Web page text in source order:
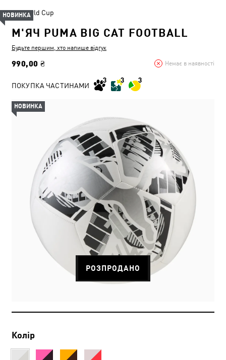
World Cup
М'ЯЧ PUMA BIG CAT FOOTBALL
Будьте першим, хто напише відгук
990,00 ₴ Немає в наявності
НОВИНКА
ПОКУПКА ЧАСТИНАМИ
РОЗПРОДАНО
Колір
НОВИНКА